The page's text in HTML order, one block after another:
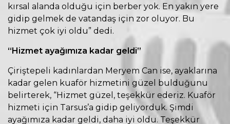
kırsal alanda olduğu için berber yok. En yakın yere
gidip gelmek de vatandaş için zor oluyor. Bu
hizmet çok iyi oldu” dedi.
“Hizmet ayağımıza kadar geldi”
Çiriştepeli kadınlardan Meryem Can ise, ayaklarına
kadar gelen kuaför hizmetini güzel bulduğunu
belirterek, “Hizmet güzel, teşekkür ederiz. Kuaför
hizmeti için Tarsus’a gidip geliyorduk. Şimdi
ayağımıza kadar geldi, daha iyi oldu. Teşekkür